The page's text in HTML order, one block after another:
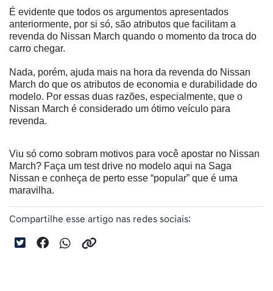
É evidente que todos os argumentos apresentados
anteriormente, por si só, são atributos que facilitam a
revenda do Nissan March quando o momento da troca do
carro chegar.
Nada, porém, ajuda mais na hora da revenda do Nissan
March do que os atributos de economia e durabilidade do
modelo. Por essas duas razões, especialmente, que o
Nissan March é considerado um ótimo veículo para
revenda.
Viu só como sobram motivos para você apostar no Nissan
March? Faça um test drive no modelo aqui na Saga
Nissan e conheça de perto esse “popular” que é uma
maravilha.
Compartilhe esse artigo nas redes sociais: